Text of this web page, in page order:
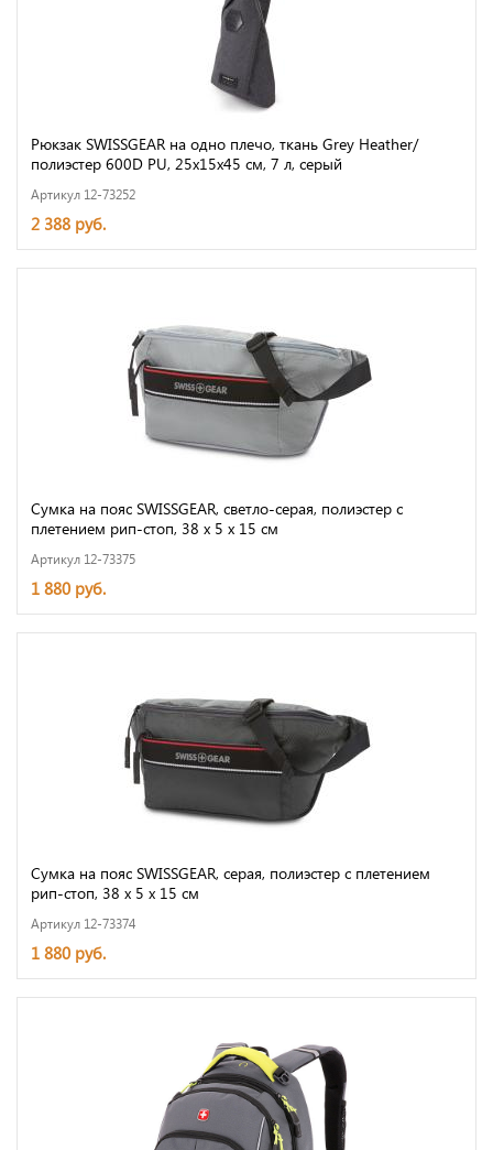
Рюкзак SWISSGEAR на одно плечо, ткань Grey Heather/
полиэстер 600D PU, 25х15х45 см, 7 л, серый
Артикул 12-73252
2 388 руб.
Сумка на пояс SWISSGEAR, светло-серая, полиэстер с
плетением рип-стоп, 38 x 5 x 15 см
Артикул 12-73375
1 880 руб.
Сумка на пояс SWISSGEAR, серая, полиэстер с плетением
рип-стоп, 38 x 5 x 15 см
Артикул 12-73374
1 880 руб.